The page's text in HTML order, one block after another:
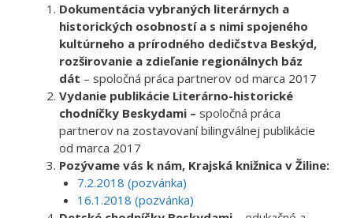
Dokumentácia vybraných literárnych a
historických osobností a s nimi spojeného
kultúrneho a prírodného dedičstva Beskýd,
rozširovanie a zdieľanie regionálnych báz
dát – spoločná práca partnerov od marca 2017
Vydanie publikácie Literárno-historické
chodníčky Beskydami – spoločná práca
partnerov na zostavovaní bilingválnej publikácie
od marca 2017
Pozývame vás k nám, Krajská knižnica v Žiline:
7.2.2018 (pozvánka)
16.1.2018 (pozvánka)